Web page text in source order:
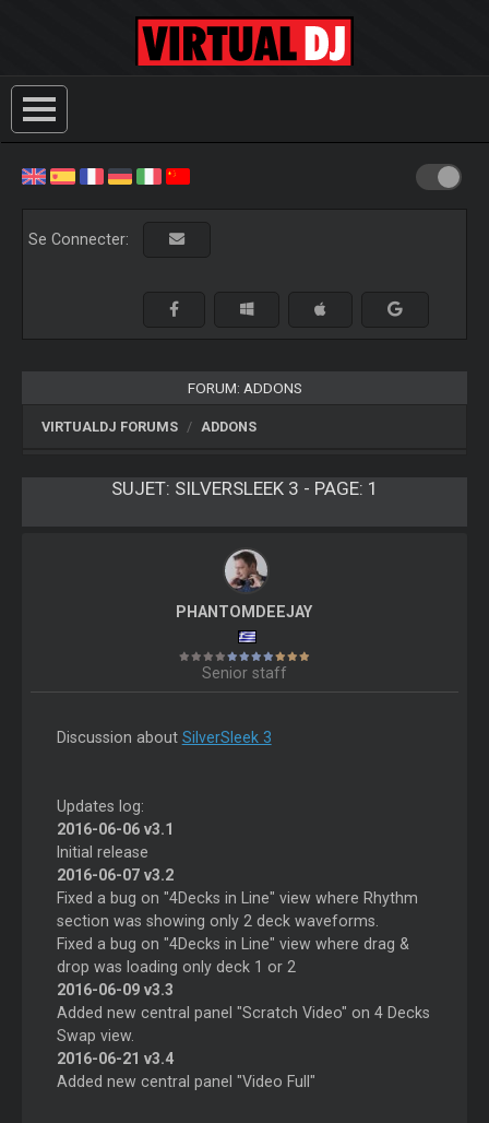
Se Connecter:
FORUM: ADDONS
VIRTUALDJ FORUMS ADDONS
SUJET: SILVERSLEEK 3 - PAGE: 1
PHANTOMDEEJAY
Senior staff
Discussion about SilverSleek 3
Updates log:
2016-06-06 v3.1
Initial release
2016-06-07 v3.2
Fixed a bug on "4Decks in Line" view where Rhythm
section was showing only 2 deck waveforms.
Fixed a bug on "4Decks in Line" view where drag &
drop was loading only deck 1 or 2
2016-06-09 v3.3
Added new central panel "Scratch Video" on 4 Decks
Swap view.
2016-06-21 v3.4
Added new central panel "Video Full"